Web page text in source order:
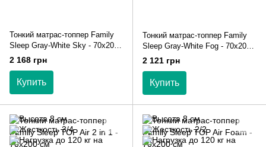
Тонкий матрас-топпер Family
Sleep Gray-White Sky - 70х200
см
2 168 грн
Купить
Тонкий матрас-топпер Family
Sleep Gray-White Fog - 70х200
см
2 121 грн
Купить